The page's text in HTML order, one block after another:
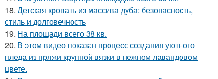
18. Детская кровать из массива дуба: безопасность,
стиль и долговечность
19. На площади всего 38 кв.
20. В этом видео показан процесс создания уютного
пледа из пряжи крупной вязки в нежном лавандовом
цвете.